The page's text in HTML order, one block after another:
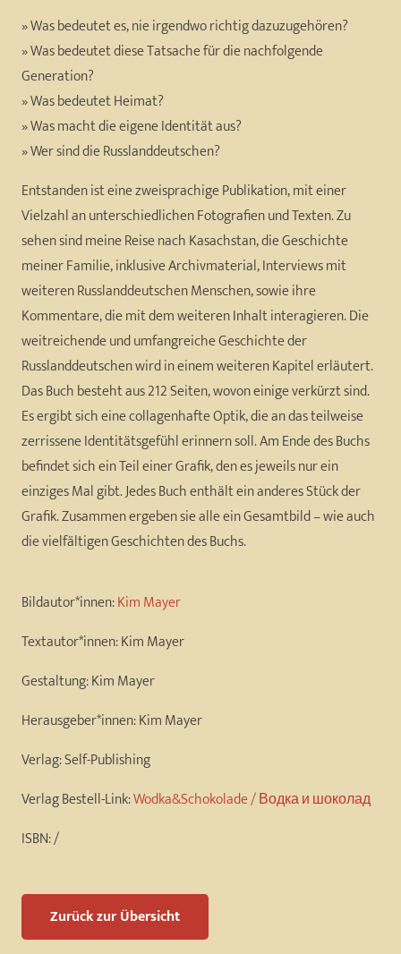
» Was bedeutet es, nie irgendwo richtig dazuzugehören?
» Was bedeutet diese Tatsache für die nachfolgende
Generation?
» Was bedeutet Heimat?
» Was macht die eigene Identität aus?
» Wer sind die Russlanddeutschen?
Entstanden ist eine zweisprachige Publikation, mit einer
Vielzahl an unterschiedlichen Fotografien und Texten. Zu
sehen sind meine Reise nach Kasachstan, die Geschichte
meiner Familie, inklusive Archivmaterial, Interviews mit
weiteren Russlanddeutschen Menschen, sowie ihre
Kommentare, die mit dem weiteren Inhalt interagieren. Die
weitreichende und umfangreiche Geschichte der
Russlanddeutschen wird in einem weiteren Kapitel erläutert.
Das Buch besteht aus 212 Seiten, wovon einige verkürzt sind.
Es ergibt sich eine collagenhafte Optik, die an das teilweise
zerrissene Identitätsgefühl erinnern soll. Am Ende des Buchs
befindet sich ein Teil einer Grafik, den es jeweils nur ein
einziges Mal gibt. Jedes Buch enthält ein anderes Stück der
Grafik. Zusammen ergeben sie alle ein Gesamtbild – wie auch
die vielfältigen Geschichten des Buchs.
Bildautor*innen:Kim Mayer
Textautor*innen:Kim Mayer
Gestaltung:Kim Mayer
Herausgeber*innen:Kim Mayer
Verlag:Self-Publishing
Verlag Bestell-Link:Wodka&Schokolade / Водка и шоколад
ISBN:/
Zurück zur Übersicht